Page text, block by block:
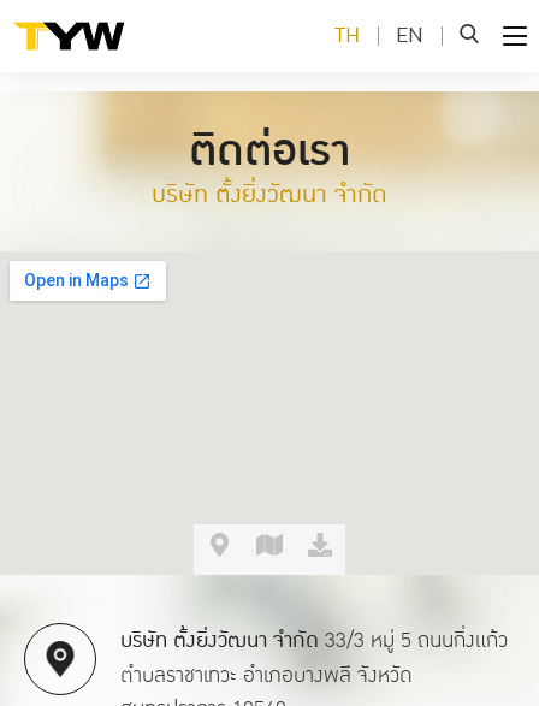
TH EN
ติดต่อเรา
บริษัท ตั้งยิ่งวัฒนา จำกัด
บริษัท ตั้งยิ่งวัฒนา จำกัด 33/3 หมู่ 5 ถนนกิ่งแก้ว
ตำบลราชาเทวะ อำเภอบางพลี จังหวัด